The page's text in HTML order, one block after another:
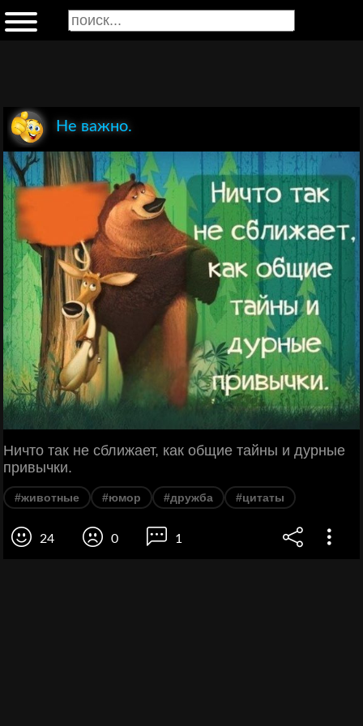
Не важно.
Ничто так не сближает, как общие тайны и дурные
привычки.
#животные #юмор #дружба #цитаты
24 0 1